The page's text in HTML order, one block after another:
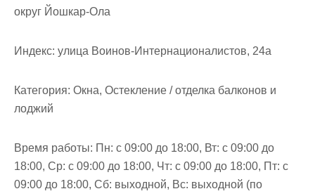
округ Йошкар-Ола
Индекс: улица Воинов-Интернационалистов, 24а
Категория: Окна, Остекление / отделка балконов и
лоджий
Время работы: Пн: с 09:00 до 18:00, Вт: с 09:00 до
18:00, Ср: с 09:00 до 18:00, Чт: с 09:00 до 18:00, Пт: с
09:00 до 18:00, Сб: выходной, Вс: выходной (по